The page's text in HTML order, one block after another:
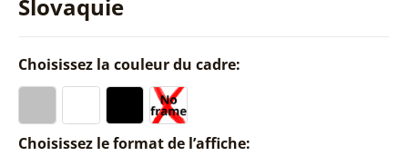
Slovaquie
Choisissez la couleur du cadre:
Choisissez le format de l’affiche: